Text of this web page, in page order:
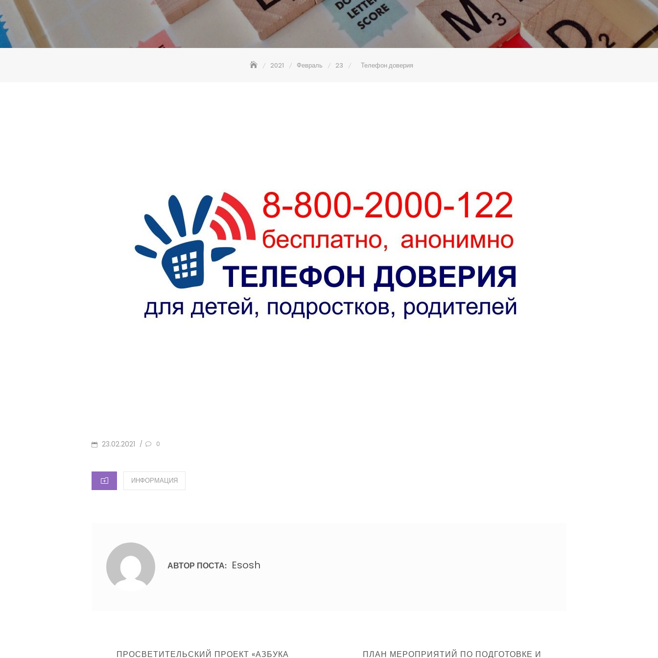
2021 Февраль 23 Телефон доверия
ОПУБЛИКОВАНО
23.02.2021 / 0
КАТЕГОРИИ
ИНФОРМАЦИЯ
АВТОР ПОСТА: Esosh
Навигация
ПРЕДЫДУЩИЙ
ПРОСВЕТИТЕЛЬСКИЙ ПРОЕКТ «АЗБУКА СЛЕДУЮЩИЙ
ПЛАН МЕРОПРИЯТИЙ ПО ПОДГОТОВКЕ И